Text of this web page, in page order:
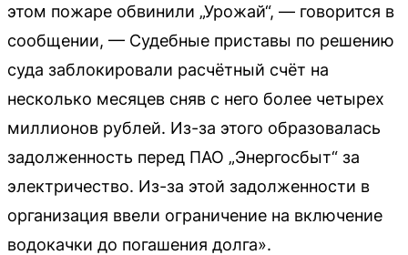
этом пожаре обвинили „Урожай“, — говорится в
сообщении, — Судебные приставы по решению
суда заблокировали расчётный счёт на
несколько месяцев сняв с него более четырех
миллионов рублей. Из-за этого образовалась
задолженность перед ПАО „Энергосбыт“ за
электричество. Из-за этой задолженности в
организация ввели ограничение на включение
водокачки до погашения долга».